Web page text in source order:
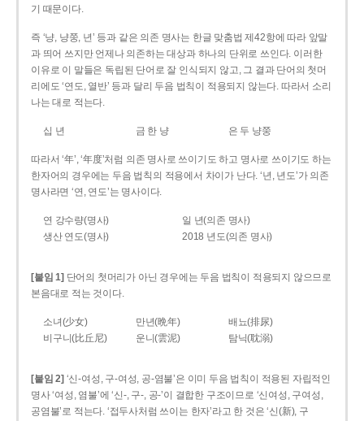
기 때문이다.
즉 ‘냥, 냥쭝, 년’ 등과 같은 의존 명사는 한글 맞춤법 제42항에 따라 앞말
과 띄어 쓰지만 언제나 의존하는 대상과 하나의 단위로 쓰인다. 이러한
이유로 이 말들은 독립된 단어로 잘 인식되지 않고, 그 결과 단어의 첫머
리에도 ‘연도, 열반’ 등과 달리 두음 법칙이 적용되지 않는다. 따라서 소리
나는 대로 적는다.
십 년 금 한 냥 은 두 냥쭝
따라서 ‘年’, ‘年度’처럼 의존 명사로 쓰이기도 하고 명사로 쓰이기도 하는
한자어의 경우에는 두음 법칙의 적용에서 차이가 난다. ‘년, 년도’가 의존
명사라면 ‘연, 연도’는 명사이다.
연 강수량(명사)
일 년(의존 명사)
생산 연도(명사)
2018 년도(의존 명사)
[붙임 1] 단어의 첫머리가 아닌 경우에는 두음 법칙이 적용되지 않으므로
본음대로 적는 것이다.
소녀(少女) 만년(晩年)
배뇨(排尿)
비구니(比丘尼)
운니(雲泥) 탐닉(耽溺)
[붙임 2] ‘신-여성, 구-여성, 공-염불’은 이미 두음 법칙이 적용된 자립적인
명사 ‘여성, 염불’에 ‘신-, 구-, 공-’이 결합한 구조이므로 ‘신여성, 구여성,
공염불’로 적는다. ‘접두사처럼 쓰이는 한자’라고 한 것은 ‘신(新), 구